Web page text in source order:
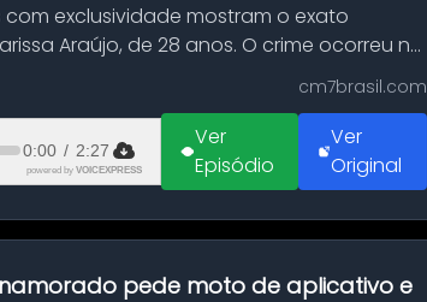
exclusividade mostram o exato
Araújo, de 28 anos. O crime ocorreu na
cm7brasil.com
0:00 / 2:27
powered by VOICEXPRESS
Ver
Episódio
Ver
Original
namorado pede moto de aplicativo e